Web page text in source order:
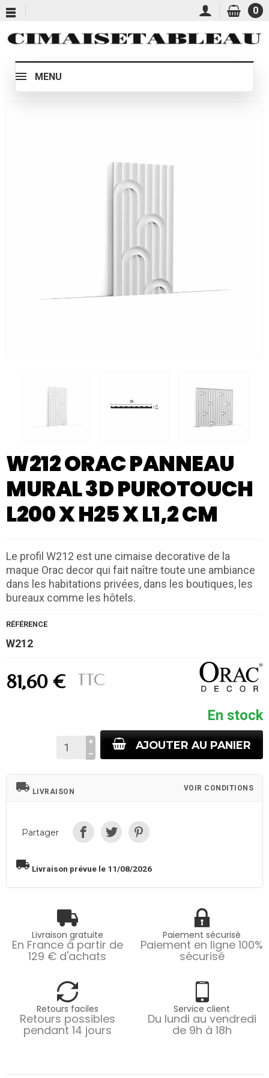
0
MENU
W212 ORAC PANNEAU
MURAL 3D PUROTOUCH
L200 X H25 X L1,2 CM
Le profil W212 est une cimaise decorative de la
maque Orac decor qui fait naître toute une ambiance
dans les habitations privées, dans les boutiques, les
bureaux comme les hôtels.
RÉFÉRENCE
W212
81,60 € TTC
En stock
AJOUTER AU PANIER
local_shipping LIVRAISON VOIR CONDITIONS
Partager
local_shipping Livraison prévue le 11/08/2026
Livraison gratuite
En France à partir de
129 € d'achats
Paiement sécurisé
Paiement en ligne 100%
sécurisé
Retours faciles
Retours possibles
pendant 14 jours
Service client
Du lundi au vendredi
de 9h à 18h